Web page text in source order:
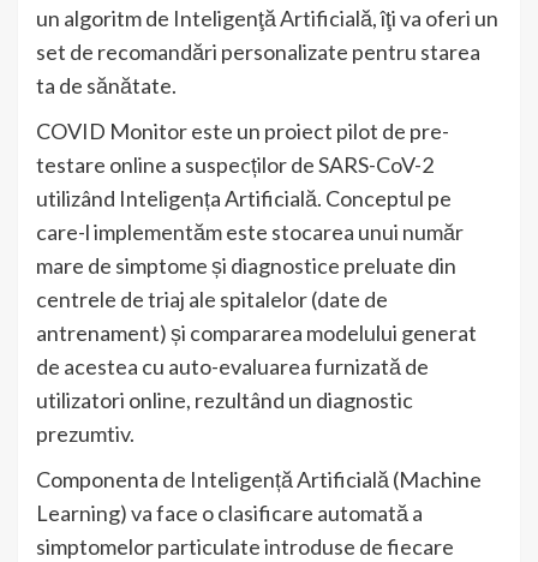
un algoritm de Inteligenţă Artificială, îţi va oferi un
set de recomandări personalizate pentru starea
ta de sănătate.
COVID Monitor este un proiect pilot de pre-
testare online a suspecților de SARS-CoV-2
utilizând Inteligența Artificială. Conceptul pe
care-l implementăm este stocarea unui număr
mare de simptome și diagnostice preluate din
centrele de triaj ale spitalelor (date de
antrenament) și compararea modelului generat
de acestea cu auto-evaluarea furnizată de
utilizatori online, rezultând un diagnostic
prezumtiv.
Componenta de Inteligență Artificială (Machine
Learning) va face o clasificare automată a
simptomelor particulate introduse de fiecare